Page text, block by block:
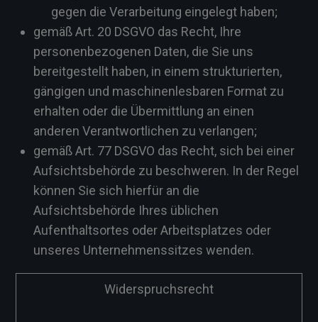
gegen die Verarbeitung eingelegt haben;
gemäß Art. 20 DSGVO das Recht, Ihre
personenbezogenen Daten, die Sie uns
bereitgestellt haben, in einem strukturierten,
gängigen und maschinenlesbaren Format zu
erhalten oder die Übermittlung an einen
anderen Verantwortlichen zu verlangen;
gemäß Art. 77 DSGVO das Recht, sich bei einer
Aufsichtsbehörde zu beschweren. In der Regel
können Sie sich hierfür an die
Aufsichtsbehörde Ihres üblichen
Aufenthaltsortes oder Arbeitsplatzes oder
unseres Unternehmenssitzes wenden.
Widerspruchsrecht